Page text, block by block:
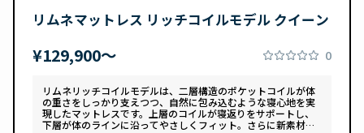
リムネマットレス リッチコイルモデル クイーン
¥129,900〜 0
リムネリッチコイルモデルは、二層構造のポケットコイルが体
の重さをしっかり支えつつ、自然に包み込むような寝心地を実
現したマットレスです。上層のコイルが寝返りをサポートし、
下層が体のラインに沿ってやさしくフィット。さらに新素材